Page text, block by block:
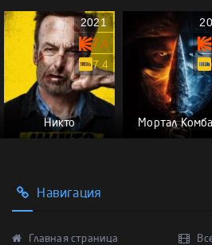
Никто
2021
7.4
7.4
Мортал
Навигация
Главная страница